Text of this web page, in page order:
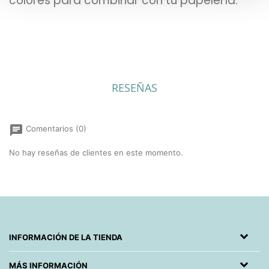
RESEÑAS
chat Comentarios (0)
No hay reseñas de clientes en este momento.
INFORMACIÓN DE LA TIENDA
MÁS INFORMACIÓN